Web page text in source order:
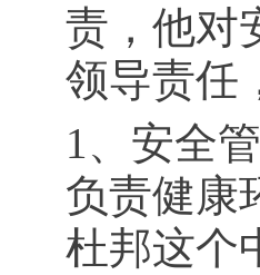
责，他对
领导责任
1、安全
负责健康
杜邦这个